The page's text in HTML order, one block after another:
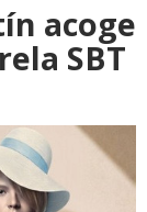
acoge
SBT